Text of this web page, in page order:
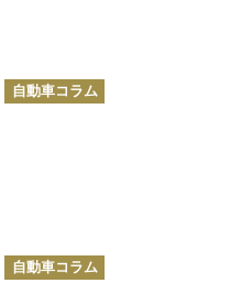
カ
テ
自動車コラム
カ
テ
自動車コラム